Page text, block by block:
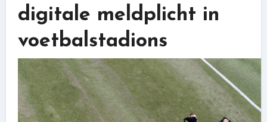
digitale meldplicht in
voetbalstadions